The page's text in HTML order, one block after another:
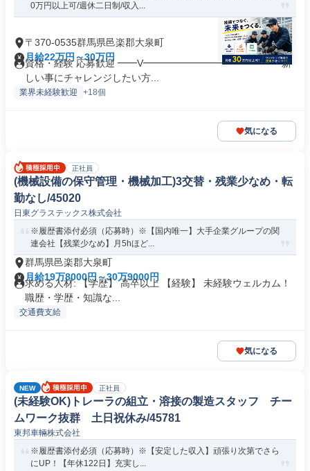
0万円以上可/週休二日制/収入...
〒370-0535群馬県邑楽郡大泉町
月給22万円～30万円
資格・経験 応募歓迎 ━━V━━━━━━━━━━━━━ ・新
しい事にチャレンジしたい方...
業界未経験歓迎 +18個
気になる
正社員
(機械設備の保守管理・機械加工)3交替・残業少なめ・転
勤なし/45020
日東グラステックス株式会社
※履歴書添付必須（応募時）※【国内唯一】大手企業グループの関
連会社【残業少なめ】月5hほど...
群馬県邑楽郡大泉町
月給19万8000円～30万9000円
求める人材: 【学歴】 高卒以上 【経験】 未経験ウェルカム！
職歴・学歴・知識な...
交通費支給
気になる
NEW 正社員
(未経験OK)トレーラの組立・溶接の製造スタッフ チー
ムワーク抜群 土日祝休み/45781
東邦車輛株式会社
※履歴書添付必須（応募時）※【安定した収入】頑張り次第でさら
にUP！【年休122日】充実し...